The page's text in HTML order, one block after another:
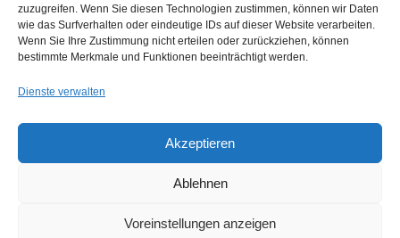
zuzugreifen. Wenn Sie diesen Technologien zustimmen, können wir Daten
wie das Surfverhalten oder eindeutige IDs auf dieser Website verarbeiten.
Wenn Sie Ihre Zustimmung nicht erteilen oder zurückziehen, können
bestimmte Merkmale und Funktionen beeinträchtigt werden.
Dienste verwalten
Akzeptieren
Ablehnen
Voreinstellungen anzeigen
PREGA Design
75038 Oberderdingen
Team@PREGA-Design.de